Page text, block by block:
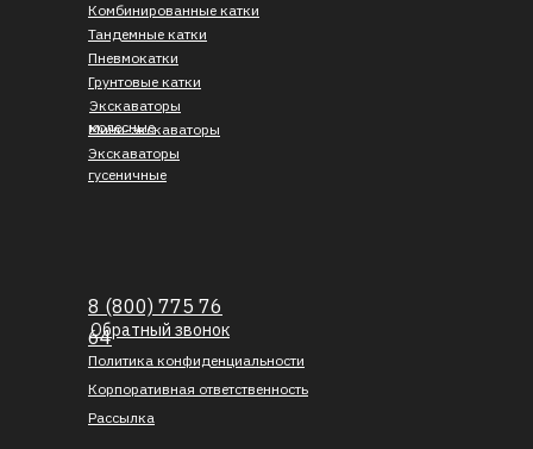
Экскаваторы
колесные
Обратный звонок
Экскаваторы
гусеничные
Мини-экскаваторы
Комбинированные катки
Грунтовые катки
Тандемные катки
Пневмокатки
Корпоративная ответственность
Рассылка
8 (800) 775 76
64
Политика конфиденциальности